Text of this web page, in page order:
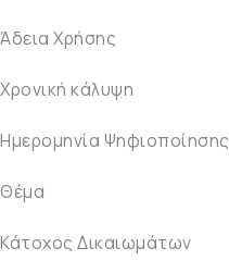
Άδεια Χρήσης
Χρονική κάλυψη
Ημερομηνία Ψηφιοποίησης
Θέμα
Κάτοχος Δικαιωμάτων